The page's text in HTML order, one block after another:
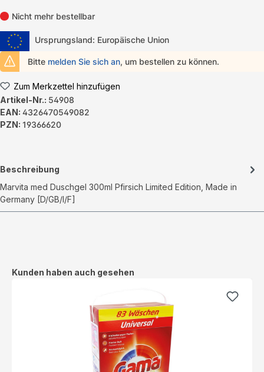
Nicht mehr bestellbar
Ursprungsland: Europäische Union
Bitte melden Sie sich an, um bestellen zu können.
Zum Merkzettel hinzufügen
Artikel-Nr.: 54908
EAN: 4326470549082
PZN: 19366620
Beschreibung
Marvita med Duschgel 300ml Pfirsich Limited Edition, Made in
Germany [D/GB/I/F]
Produktgalerie überspringen
Kunden haben auch gesehen